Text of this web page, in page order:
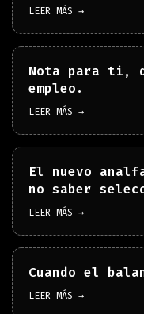
LEER MÁS →
Nota para ti,
empleo.
LEER MÁS →
El nuevo
no saber
LEER MÁS →
Cuando el
LEER MÁS →